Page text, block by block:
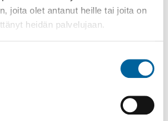
joita olet antanut heille tai joita on
heidän palvelujaan.
kirjaston aukioloaikana